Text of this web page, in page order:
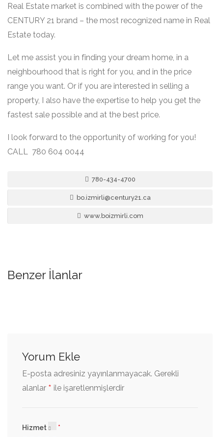
Real Estate market is combined with the power of the
CENTURY 21 brand – the most recognized name in Real
Estate today.
Let me assist you in finding your dream home, in a
neighbourhood that is right for you, and in the price
range you want. Or if you are interested in selling a
property, I also have the expertise to help you get the
fastest sale possible and at the best price.
I look forward to the opportunity of working for you!
CALL 780 604 0044
780-434-4700
bo.izmirli@century21.ca
www.boizmirli.com
Benzer İlanlar
Yorum Ekle
E-posta adresiniz yayınlanmayacak. Gerekli
alanlar * ile işaretlenmişlerdir
Hizmet